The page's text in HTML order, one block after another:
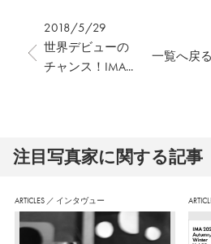
2018/5/29
世界デビューの
チャンス！IMA...
一覧へ戻る
注⽬写真家に関する記事
ARTICLES ／ インタヴュー